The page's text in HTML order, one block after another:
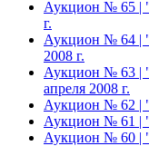
Аукцион № 65 |
г.
Аукцион № 64 |
2008 г.
Аукцион № 63 |
апреля 2008 г.
Аукцион № 62 |
Аукцион № 61 |
Аукцион № 60 |